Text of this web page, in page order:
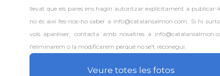
llevat que els pares ens hagin autoritzar explícitament a publicar-
no és així fes-nos-ho saber a info@catalansalmon.com. Si hi
vols aparèixer, contacta amb nosaltres a
l'eliminarem o la modificarem perquè no se't reconegui.
Veure totes les fotos